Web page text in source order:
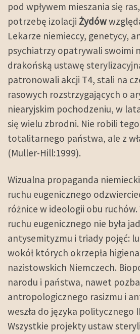
pod wpływem mieszania się
potrzebę izolacji Żydów
Lekarze niemieccy, genetycy,
psychiatrzy opatrywali swoimi
drakońską ustawę
patronowali akcji T4, stali na
rasowych rozstrzygających o
niearyjskim pochodzeniu, w
się wielu zbrodni. Nie robili
totalitarnego państwa, ale z
(Muller-Hill:1999).
Wizualna propaganda
ruchu eugenicznego
różnice w ideologii obu ruchów.
ruchu eugenicznego nie była
antysemityzmu i triady pojęć:
wokół których okrzepła
nazistowskich Niemczech.
narodu i państwa, nawet
antropologicznego rasizmu i
weszła do języka politycznego
Wszystkie projekty ustaw